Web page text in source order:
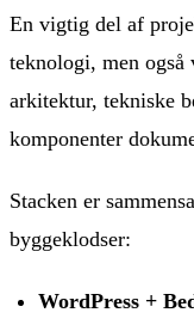
En vigtig del af
teknologi, men
arkitektur, tekniske
komponenter
Stacken er
byggeklodser:
WordPress +